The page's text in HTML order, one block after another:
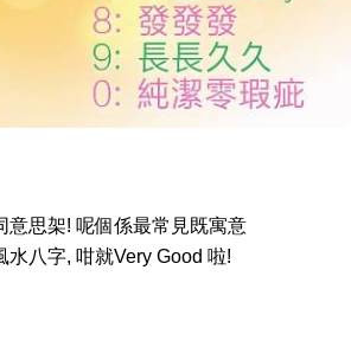
意思架! 呢個係最常見既寓意
八字, 咁就Very Good 啦!